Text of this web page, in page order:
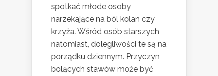
spotkać młode osoby
narzekające na ból kolan czy
krzyża. Wśród osób starszych
natomiast, dolegliwości te są na
porządku dziennym. Przyczyn
bolących stawów może być